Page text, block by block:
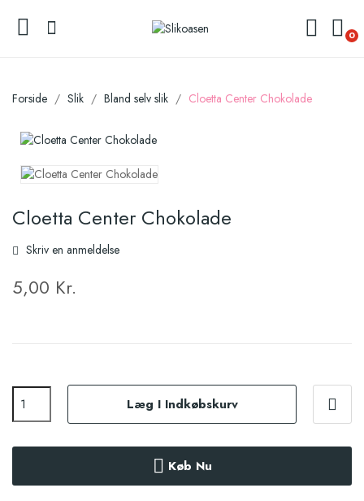
0
Forside Slik Bland selv slik Cloetta Center Chokolade
Cloetta Center Chokolade
Skriv en anmeldelse
5,00 Kr.
Læg I Indkøbskurv
Køb Nu